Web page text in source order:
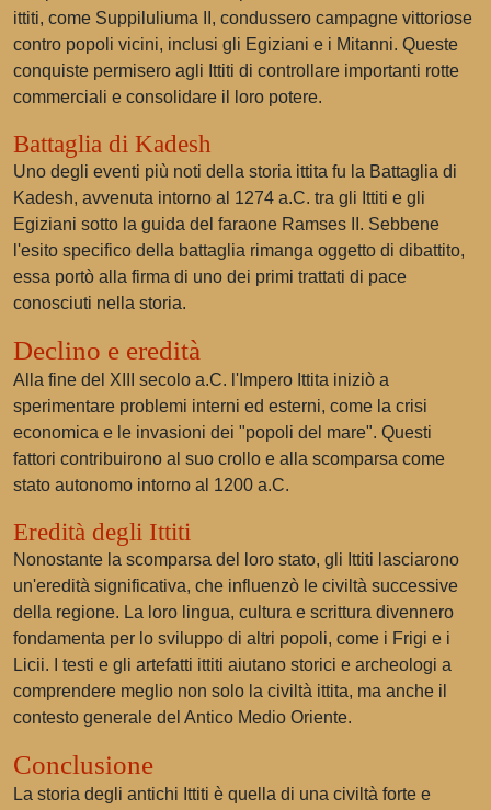
ittiti, come Suppiluliuma II, condussero campagne vittoriose
contro popoli vicini, inclusi gli Egiziani e i Mitanni. Queste
conquiste permisero agli Ittiti di controllare importanti rotte
commerciali e consolidare il loro potere.
Battaglia di Kadesh
Uno degli eventi più noti della storia ittita fu la Battaglia di
Kadesh, avvenuta intorno al 1274 a.C. tra gli Ittiti e gli
Egiziani sotto la guida del faraone Ramses II. Sebbene
l'esito specifico della battaglia rimanga oggetto di dibattito,
essa portò alla firma di uno dei primi trattati di pace
conosciuti nella storia.
Declino e eredità
Alla fine del XIII secolo a.C. l'Impero Ittita iniziò a
sperimentare problemi interni ed esterni, come la crisi
economica e le invasioni dei "popoli del mare". Questi
fattori contribuirono al suo crollo e alla scomparsa come
stato autonomo intorno al 1200 a.C.
Eredità degli Ittiti
Nonostante la scomparsa del loro stato, gli Ittiti lasciarono
un'eredità significativa, che influenzò le civiltà successive
della regione. La loro lingua, cultura e scrittura divennero
fondamenta per lo sviluppo di altri popoli, come i Frigi e i
Licii. I testi e gli artefatti ittiti aiutano storici e archeologi a
comprendere meglio non solo la civiltà ittita, ma anche il
contesto generale del Antico Medio Oriente.
Conclusione
La storia degli antichi Ittiti è quella di una civiltà forte e